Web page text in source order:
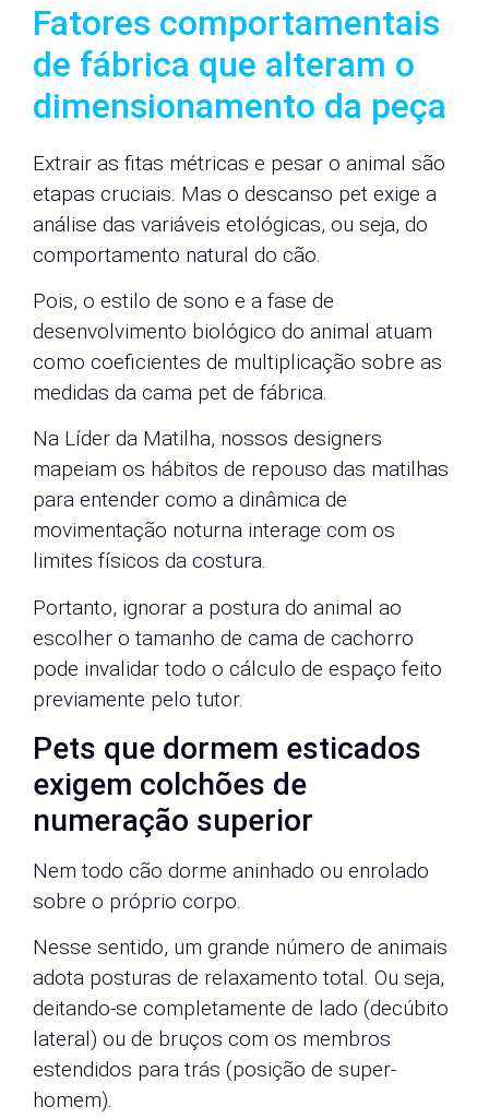
Fatores comportamentais
de fábrica que alteram o
dimensionamento da peça
Extrair as fitas métricas e pesar o animal são
etapas cruciais. Mas o descanso pet exige a
análise das variáveis etológicas, ou seja, do
comportamento natural do cão.
Pois, o estilo de sono e a fase de
desenvolvimento biológico do animal atuam
como coeficientes de multiplicação sobre as
medidas da cama pet de fábrica.
Na Líder da Matilha, nossos designers
mapeiam os hábitos de repouso das matilhas
para entender como a dinâmica de
movimentação noturna interage com os
limites físicos da costura.
Portanto, ignorar a postura do animal ao
escolher o tamanho de cama de cachorro
pode invalidar todo o cálculo de espaço feito
previamente pelo tutor.
Pets que dormem esticados
exigem colchões de
numeração superior
Nem todo cão dorme aninhado ou enrolado
sobre o próprio corpo.
Nesse sentido, um grande número de animais
adota posturas de relaxamento total. Ou seja,
deitando-se completamente de lado (decúbito
lateral) ou de bruços com os membros
estendidos para trás (posição de super-
homem).